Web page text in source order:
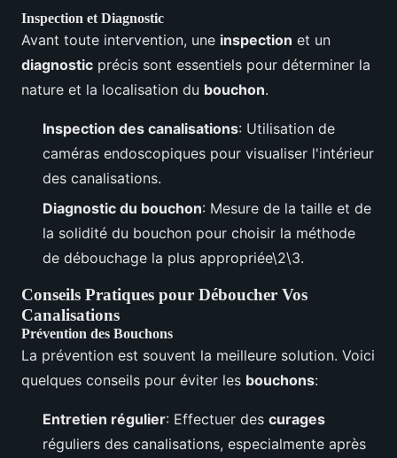
Inspection et Diagnostic
Avant toute intervention, une inspection et un
diagnostic précis sont essentiels pour déterminer la
nature et la localisation du bouchon.
Inspection des canalisations: Utilisation de
caméras endoscopiques pour visualiser l'intérieur
des canalisations.
Diagnostic du bouchon: Mesure de la taille et de
la solidité du bouchon pour choisir la méthode
de débouchage la plus appropriée\2\3.
Conseils Pratiques pour Déboucher Vos
Canalisations
Prévention des Bouchons
La prévention est souvent la meilleure solution. Voici
quelques conseils pour éviter les bouchons:
Entretien régulier: Effectuer des curages
réguliers des canalisations, especialmente après